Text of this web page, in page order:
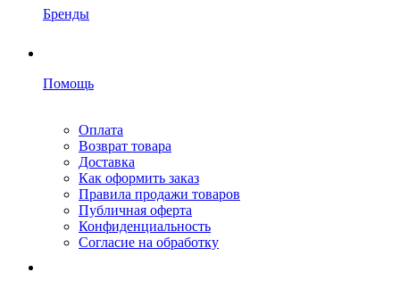
Бренды
Помощь
Оплата
Возврат товара
Доставка
Как оформить заказ
Правила продажи товаров
Публичная оферта
Конфиденциальность
Согласие на обработку